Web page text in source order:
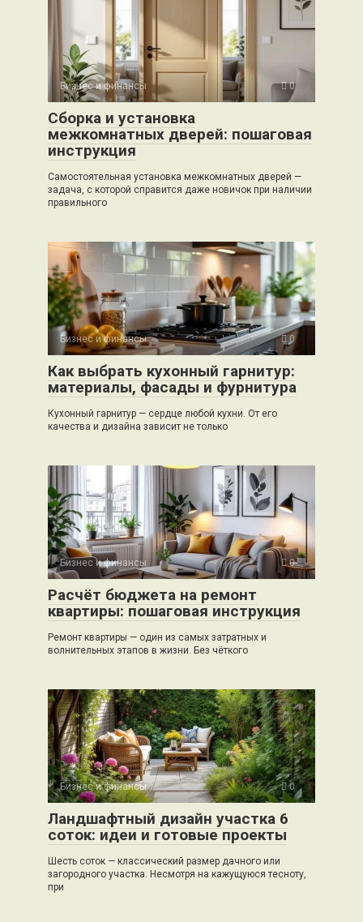
Бизнес и финансы 0
Сборка и установка
межкомнатных дверей: пошаговая
инструкция
Самостоятельная установка межкомнатных дверей —
задача, с которой справится даже новичок при наличии
правильного
Бизнес и финансы 0
Как выбрать кухонный гарнитур:
материалы, фасады и фурнитура
Кухонный гарнитур — сердце любой кухни. От его
качества и дизайна зависит не только
Бизнес и финансы 0
Расчёт бюджета на ремонт
квартиры: пошаговая инструкция
Ремонт квартиры — один из самых затратных и
волнительных этапов в жизни. Без чёткого
Бизнес и финансы 0
Ландшафтный дизайн участка 6
соток: идеи и готовые проекты
Шесть соток — классический размер дачного или
загородного участка. Несмотря на кажущуюся тесноту,
при